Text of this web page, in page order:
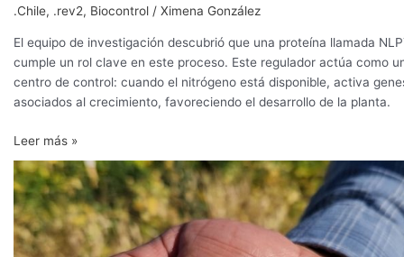
.Chile, .rev2, Biocontrol / Ximena González
El equipo de investigación descubrió que una proteína llamada
cumple un rol clave en este proceso. Este regulador actúa como
centro de control: cuando el nitrógeno está disponible, activa
asociados al crecimiento, favoreciendo el desarrollo de la planta.
Leer más »
Investigación
chilena
busca
desarrollar
frijoles